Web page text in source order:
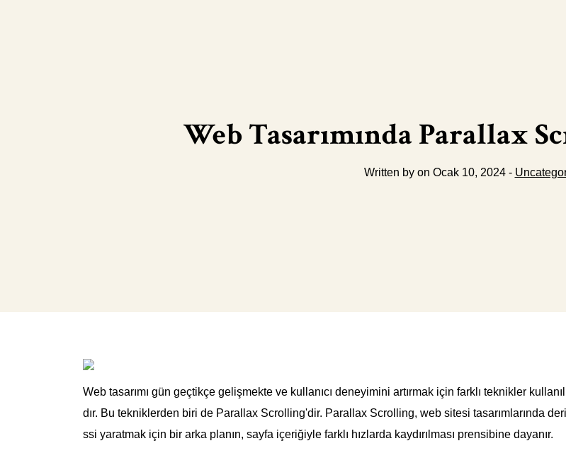
Web Tasarımında Parallax
Written by on Ocak 10, 2024 -
Web tasarımı gün geçtikçe gelişmekte ve kullanıcı deneyimini artırmak için farklı teknikler
dır. Bu tekniklerden biri de Parallax Scrolling'dir. Parallax Scrolling, web sitesi tasarımlarında
ssi yaratmak için bir arka planın, sayfa içeriğiyle farklı hızlarda kaydırılması prensibine dayanır.